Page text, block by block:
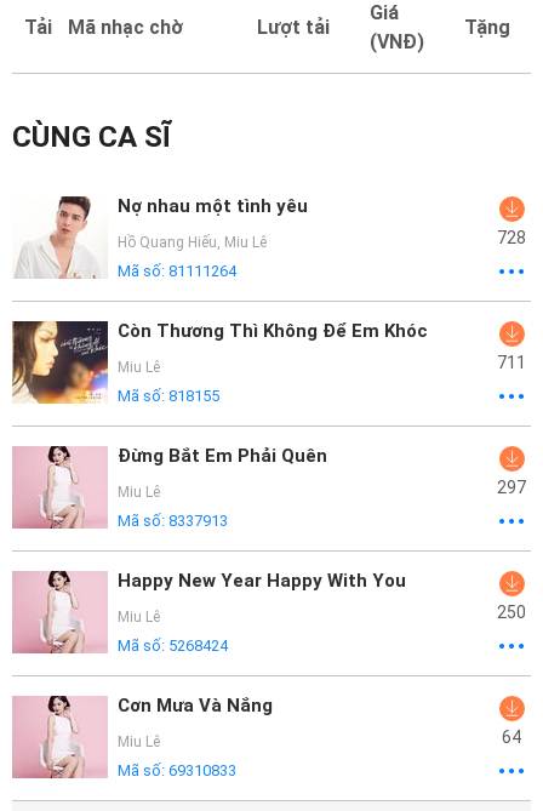
Mại
Dẫn
Funring
Doanh
Nghiệp
Tải Mã nhạc chờ Lượt tải
Giá
(VNĐ)
Tặng
CÙNG CA SĨ
Nợ nhau một tình yêu
Hồ Quang Hiếu, Miu Lê
Mã số: 81111264
728
Còn Thương Thì Không Để Em Khóc
Miu Lê
Mã số: 818155
711
Đừng Bắt Em Phải Quên
Miu Lê
Mã số: 8337913
297
Happy New Year Happy With You
Miu Lê
Mã số: 5268424
250
Cơn Mưa Và Nắng
Miu Lê
Mã số: 69310833
64